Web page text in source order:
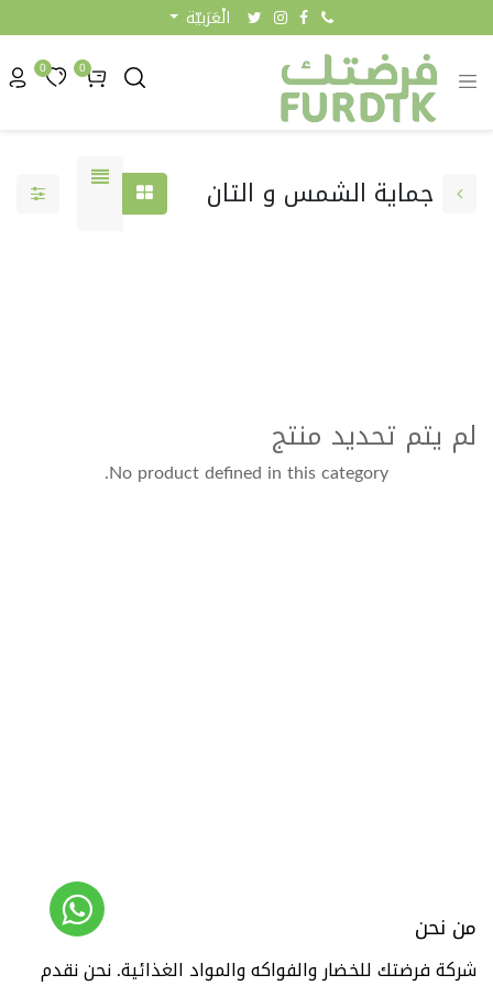
الْعَرَبيّة
0
0
جماية الشمس و التان
لم يتم تحديد منتج
No product defined in this category.
من نحن
شركة فرضتك للخضار والفواكه والمواد الغذائية. نحن نقدم